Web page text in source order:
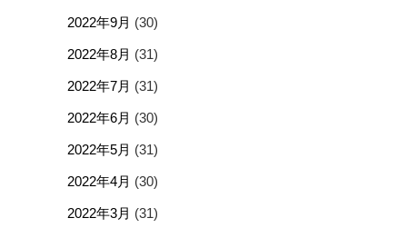
2022年9月 (30)
2022年8月 (31)
2022年7月 (31)
2022年6月 (30)
2022年5月 (31)
2022年4月 (30)
2022年3月 (31)